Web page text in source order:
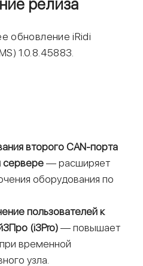
релиза
обновление iRidi
1.0.8.45883.
второго CAN-порта
сервере — расширяет
оборудования по
пользователей к
(i3Pro) — повышает
временной
узла.